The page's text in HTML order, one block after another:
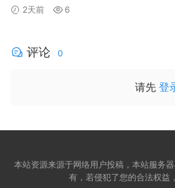
2天前 6
评论 0
请先 登
本站资源来源于网络用户投稿，本站服务
有，若侵犯了您的合法权益